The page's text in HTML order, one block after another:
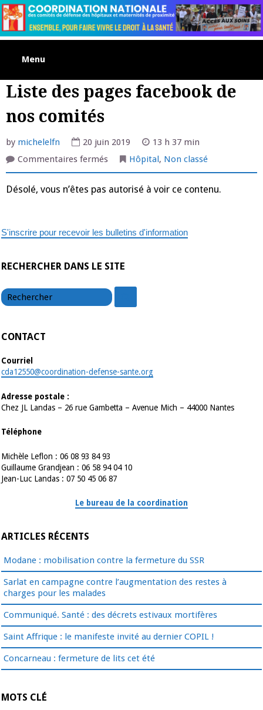
Skip
to
content
Menu
Liste des pages facebook de
nos comités
by michelelfn 20 juin 2019
13 h 37 min
Commentaires ferméssur
des
facebook
Hôpital, Non classé
Désolé, vous n’êtes pas autorisé à voir ce contenu.
S'inscrire pour recevoir les bulletins d'information
RECHERCHER DANS LE SITE
CONTACT
Courriel
cda12550@coordination-defense-sante.org
Adresse postale :
Chez JL Landas – 26 rue Gambetta – Avenue Mich – 44000 Nantes
Téléphone
Michèle Leflon : 06 08 93 84 93
Guillaume Grandjean : 06 58 94 04 10
Jean-Luc Landas : 07 50 45 06 87
Le bureau de la coordination
ARTICLES RÉCENTS
Modane : mobilisation contre la fermeture du SSR
Sarlat en campagne contre l’augmentation des restes à
charges pour les malades
Communiqué. Santé : des décrets estivaux mortifères
Saint Affrique : le manifeste invité au dernier COPIL !
Concarneau : fermeture de lits cet été
MOTS CLÉ